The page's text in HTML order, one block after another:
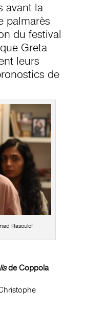
avant la
palmarès
du festival
Greta
leurs
de
Rasoulof
de Coppola